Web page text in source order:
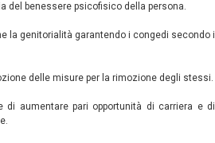
del benessere psicofisico della persona.
la genitorialità garantendo i congedi secondo i
delle misure per la rimozione degli stessi.
aumentare pari opportunità di carriera e di